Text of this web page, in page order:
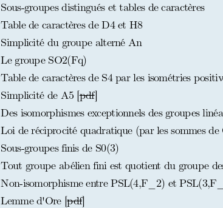
Sous-groupes distingués et tables de caractères
Table de caractères de D4 et H8
Simplicité du groupe alterné An
Le groupe SO2(Fq)
Table de caractères de S4 par les isométries
Simplicité de A5 [pdf]
Des isomorphismes exceptionnels des groupes
Loi de réciprocité quadratique (par les sommes de
Sous-groupes finis de S0(3)
Tout groupe abélien fini est quotient du groupe
Non-isomorphisme entre PSL(4,F_2) et
Lemme d'Ore [pdf]